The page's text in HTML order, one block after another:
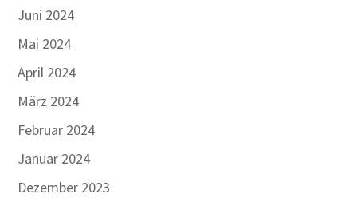
Juni 2024
Mai 2024
April 2024
März 2024
Februar 2024
Januar 2024
Dezember 2023